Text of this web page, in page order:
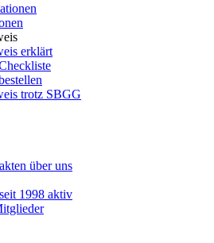
erklärt
trotz SBGG
über uns
1998 aktiv